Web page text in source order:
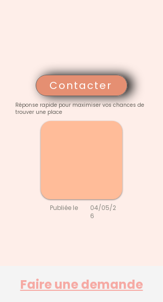
Contacter
Réponse rapide pour maximiser vos chances de
trouver une place
Publiée le
04/05/2
6
Faire une demande